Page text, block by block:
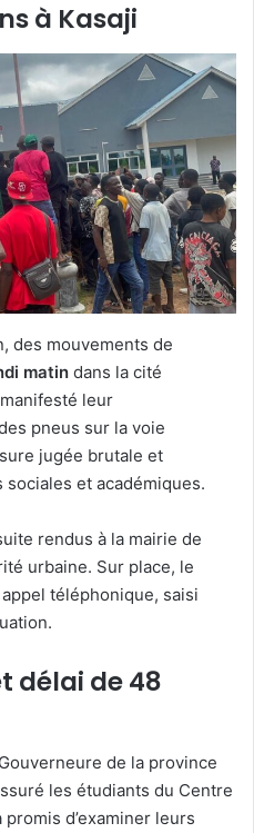
à Kasaji
des mouvements de
matin dans la cité
leur
pneus sur la voie
jugée brutale et
et académiques.
rendus à la mairie de
urbaine. Sur place, le
téléphonique, saisi
délai de 48
de la province
les étudiants du Centre
d’examiner leurs